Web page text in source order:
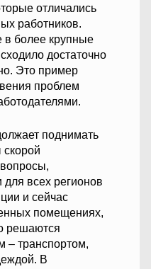
отличались
работников.
в более крупные
достаточно
Это пример
проблем
поднимать
для всех регионов
и сейчас
помещениях,
решаются
– транспортом,
В